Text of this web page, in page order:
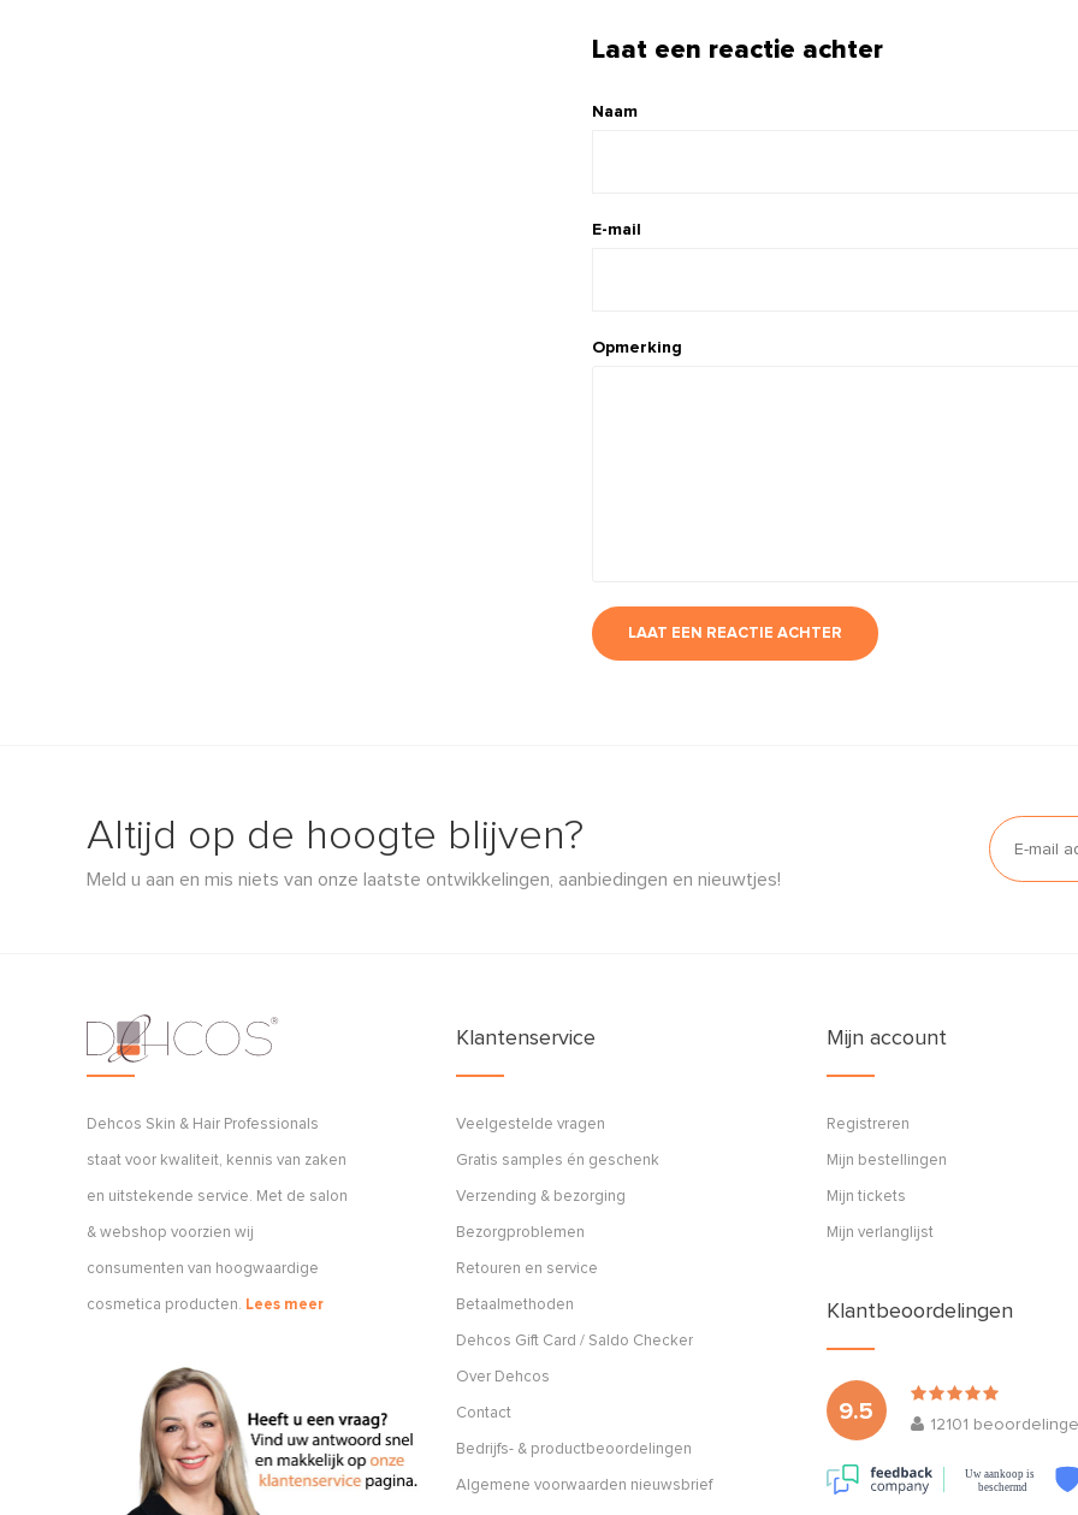
Laat een reactie achter
Naam
E-mail
Opmerking
LAAT EEN REACTIE ACHTER
Altijd op de hoogte blijven?
Meld u aan en mis niets van onze laatste ontwikkelingen, aanbiedingen en nieuwtjes!
Dehcos Skin & Hair Professionals
staat voor kwaliteit, kennis van zaken
en uitstekende service. Met de salon
& webshop voorzien wij
consumenten van hoogwaardige
cosmetica producten. Lees meer
Klantenservice
Veelgestelde vragen
Gratis samples én geschenk
Verzending & bezorging
Bezorgproblemen
Retouren en service
Betaalmethoden
Dehcos Gift Card / Saldo Checker
Over Dehcos
Contact
Bedrijfs- & productbeoordelingen
Algemene voorwaarden nieuwsbrief
Mijn account
Registreren
Mijn bestellingen
Mijn tickets
Mijn verlanglijst
Klantbeoordelingen
9.5
12101
Uw aankoop is
beschermd